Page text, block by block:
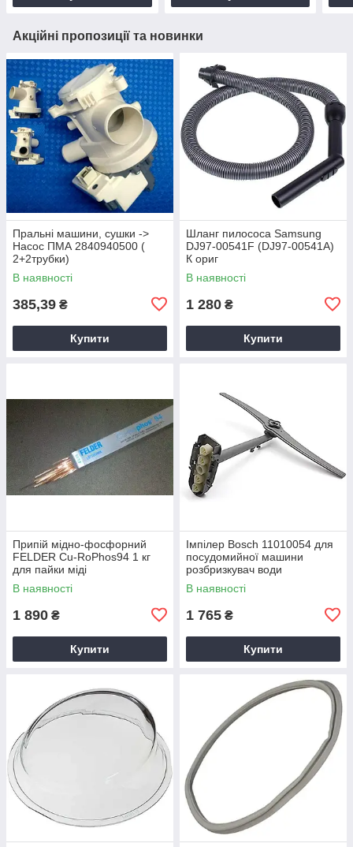
Акційні пропозиції та новинки
Пральні машини, сушки ->
Насос ПМА 2840940500 (
2+2трубки)
В наявності
385,39 ₴
Купити
Шланг пилососа Samsung
DJ97-00541F (DJ97-00541A)
К ориг
В наявності
1 280 ₴
Купити
Припій мідно-фосфорний
FELDER Cu-RoPhos94 1 кг
для пайки міді
В наявності
1 890 ₴
Купити
Імпілер Bosch 11010054 для
посудомийної машини
розбризкувач води
В наявності
1 765 ₴
Купити